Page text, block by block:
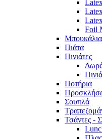
Foil
Πιάτα
Πινιάτες
Ποτήρια
Σουπλά
Τσάντες -